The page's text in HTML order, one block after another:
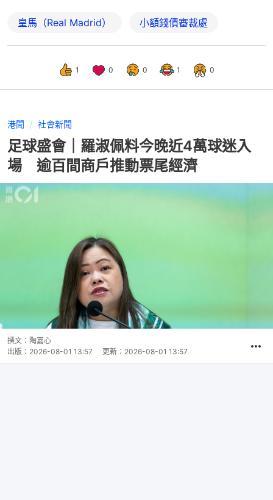
皇馬（Real Madrid） 小額錢債審裁處
1 0 0 1 0
港聞 社會新聞
足球盛會｜羅淑佩料今晚近4萬球迷入
場 逾百間商戶推動票尾經濟
撰文： 陶嘉心
出版： 2026-08-01 13:57 更新： 2026-08-01 13:57